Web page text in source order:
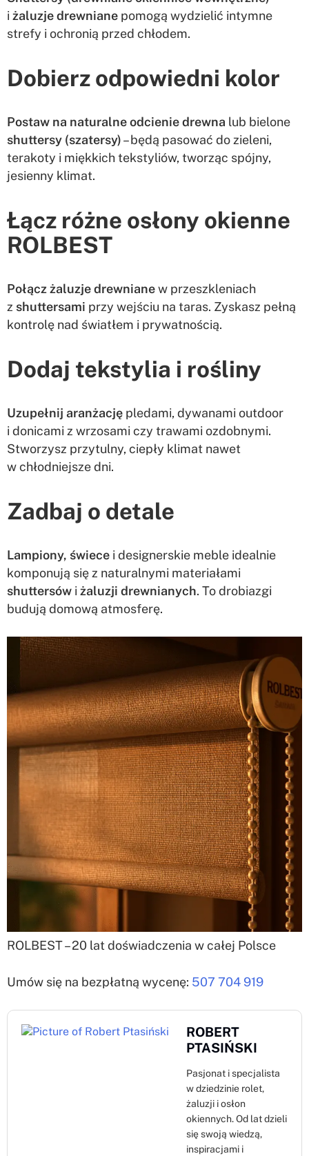
i żaluzje drewniane pomogą wydzielić intymne
strefy i ochronią przed chłodem.
Dobierz odpowiedni kolor
Postaw na naturalne odcienie drewna lub bielone
shuttersy (szatersy)– będą pasować do zieleni,
terakoty i miękkich tekstyliów, tworząc spójny,
jesienny klimat.
Łącz różne osłony okienne
ROLBEST
Połącz żaluzje drewnianew przeszkleniach
z shuttersami przy wejściu na taras. Zyskasz pełną
kontrolę nad światłem i prywatnością.
Dodaj tekstylia i rośliny
Uzupełnij aranżację pledami, dywanami outdoor
i donicami z wrzosami czy trawami ozdobnymi.
Stworzysz przytulny, ciepły klimat nawet
w chłodniejsze dni.
Zadbaj o detale
Lampiony, świece i designerskie meble idealnie
komponują się z naturalnymi materiałami
shuttersów i żaluzji drewnianych. To drobiazgi
budują domową atmosferę.
ROLBEST – 20 lat doświadczenia w całej Polsce
Umów się na bezpłatną wycenę: 507 704 919
ROBERT
PTASIŃSKI
Pasjonat i specjalista
w dziedzinie rolet,
żaluzji i osłon
okiennych. Od lat dzieli
się swoją wiedzą,
inspiracjami i